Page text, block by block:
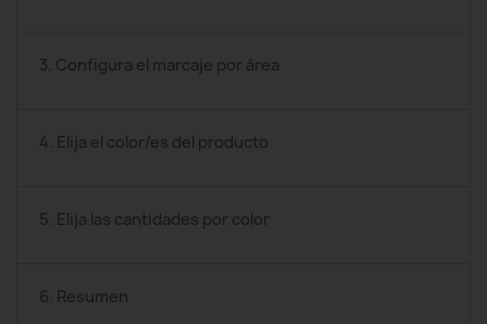
3. Configura el marcaje por área
4. Elija el color/es del producto
5. Elija las cantidades por color
6. Resumen